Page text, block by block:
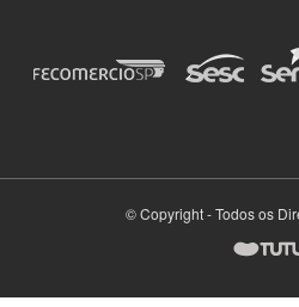
© Copyright - Todos os